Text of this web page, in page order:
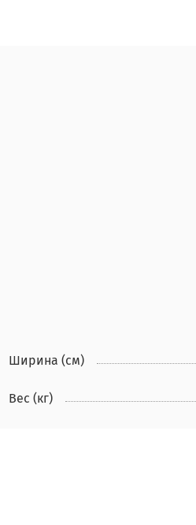
Ширина (см)
Вес (кг)